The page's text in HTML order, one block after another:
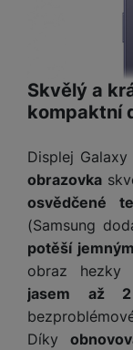
Skvělý a
kompaktní
Displej
obrazovka
osvědčené
(Samsung
potěší
obraz hezky
jasem až
Díky